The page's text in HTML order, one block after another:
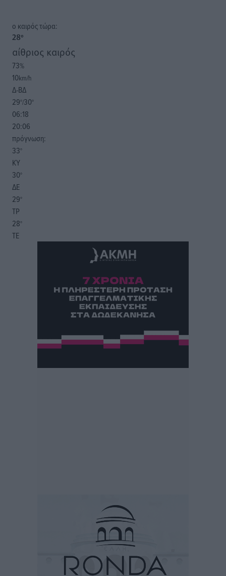
o καιρός τώρα:
28°
αίθριος καιρός
73%
10km/h
Δ-ΒΔ
29°/30°
06:18
20:06
πρόγνωση:
33°
ΚΥ
30°
ΔΕ
29°
ΤΡ
28°
ΤΕ